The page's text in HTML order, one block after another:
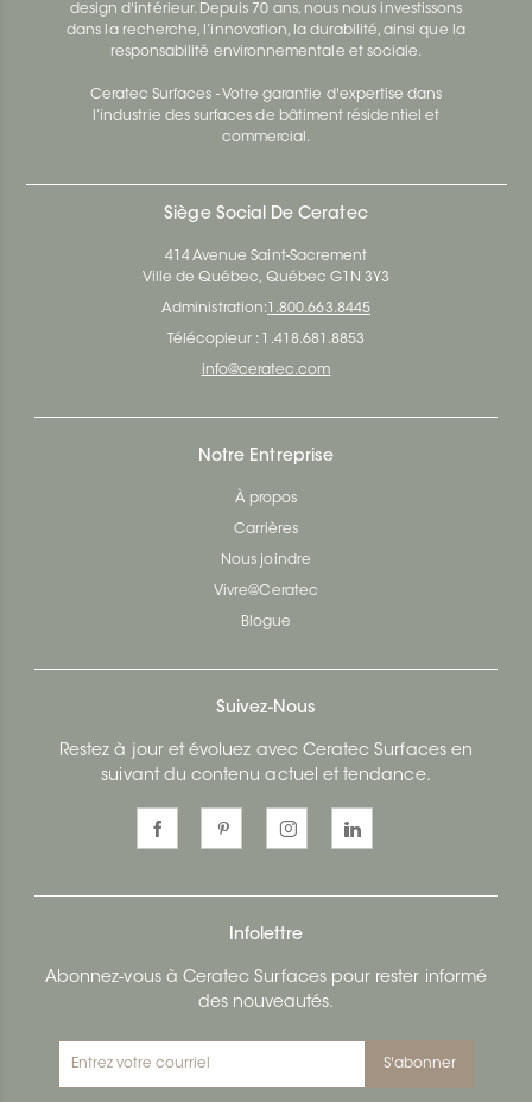
design d'intérieur. Depuis 70 ans, nous nous investissons
dans la recherche, l’innovation, la durabilité, ainsi que la
responsabilité environnementale et sociale.
Ceratec Surfaces - Votre garantie d'expertise dans
l’industrie des surfaces de bâtiment résidentiel et
commercial.
Siège Social De Ceratec
414 Avenue Saint-Sacrement
Ville de Québec, Québec G1N 3Y3
Administration: 1.800.663.8445
Télécopieur : 1.418.681.8853
info@ceratec.com
Notre Entreprise
À propos
Carrières
Nous joindre
Vivre@Ceratec
Blogue
Suivez-Nous
Restez à jour et évoluez avec Ceratec Surfaces en
suivant du contenu actuel et tendance.
Infolettre
Abonnez-vous à Ceratec Surfaces pour rester informé
des nouveautés.
S'abonner